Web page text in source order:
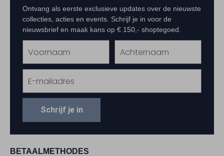
BETAALMETHODES
Ontvang als eerste exclusieve updates over de nieuwste
collecties, acties en events. Schrijf je in voor de
nieuwsbrief en maak kans op € 150,- shoptegoed.
Schrijf je in